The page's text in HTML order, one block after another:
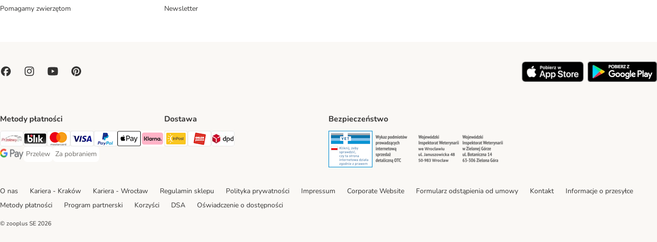
Pomagamy zwierzętom
Newsletter
Metody płatności
Przelewy24 Payment Method
Blik Payment Method
MasterCard Payment Method
Visa Payment Method
PayPal Payment Method
Apple Pay Payment Method
Klarna Payment Method
Google Pay Payment Method
Przelew
Przelew Payment Method
Za pobraniem
Za pobraniem Payment Method
Dostawa
Paczkomat® Shipping Method
ORLEN Paczka Shipping Method
Bezpieczeństwo
Security Security Security
O nas Kariera - Kraków Kariera - Wrocław Regulamin sklepu Polityka prywatności Impressum Corporate Website Formularz odstąpienia od umowy Kontakt
Informacje o przesyłce
Metody płatności
Program partnerski Korzyści DSA Oświadczenie o dostępności
© zooplus SE 2026